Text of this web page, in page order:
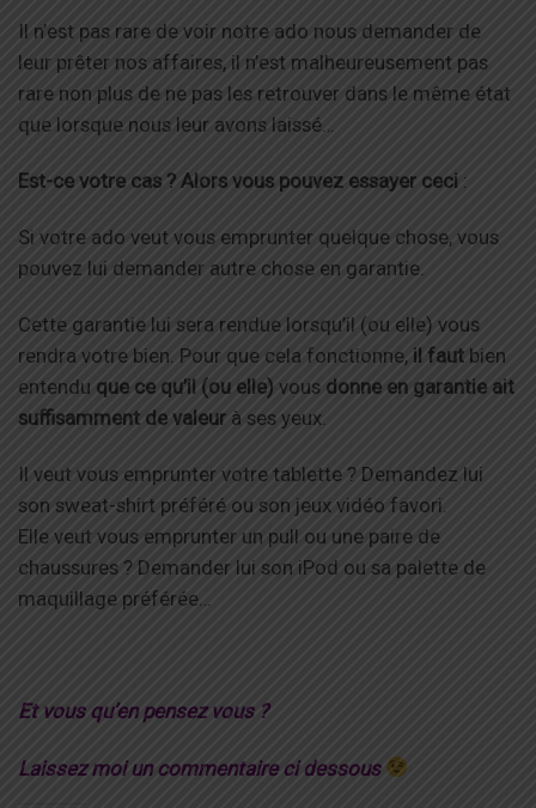
Il n’est pas rare de voir notre ado nous demander de
leur prêter nos affaires, il n’est malheureusement pas
rare non plus de ne pas les retrouver dans le même état
que lorsque nous leur avons laissé…
Est-ce votre cas ? Alors vous pouvez essayer ceci :
Si votre ado veut vous emprunter quelque chose, vous
pouvez lui demander autre chose en garantie.
Cette garantie lui sera rendue lorsqu’il (ou elle) vous
rendra votre bien. Pour que cela fonctionne, il faut bien
entendu que ce qu’il (ou elle) vous donne en garantie ait
suffisamment de valeur à ses yeux.
Il veut vous emprunter votre tablette ? Demandez lui
son sweat-shirt préféré ou son jeux vidéo favori.
Elle veut vous emprunter un pull ou une paire de
chaussures ? Demander lui son iPod ou sa palette de
maquillage préférée…
Et vous qu’en pensez vous ?
Laissez moi un commentaire ci dessous